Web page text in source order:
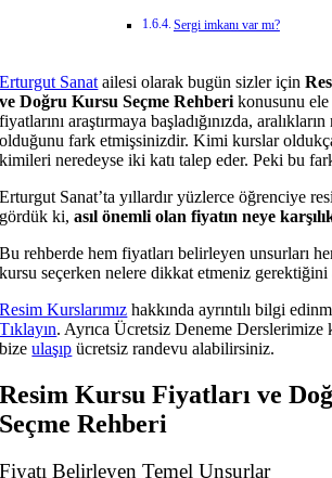
Sergi imkanı var mı?
Erturgut Sanat ailesi olarak bugün sizler için
ve Doğru Kursu Seçme Rehberi konusunu
fiyatlarını araştırmaya başladığınızda,
olduğunu fark etmişsinizdir. Kimi kurslar
kimileri neredeyse iki katı talep eder. Peki bu
Erturgut Sanat’ta yıllardır yüzlerce öğrenciye
gördük ki,asıl önemli olan fiyatın neye
Bu rehberde hem fiyatları belirleyen unsurları
kursu seçerken nelere dikkat etmeniz gerektiğini
Resim Kurslarımız hakkında ayrıntılı bilgi
Tıklayın. Ayrıca Ücretsiz Deneme Derslerimize
bizeulaşıp ücretsiz randevu alabilirsiniz.
Resim Kursu Fiyatları ve
Seçme Rehberi
Fiyatı Belirleyen Temel Unsurlar